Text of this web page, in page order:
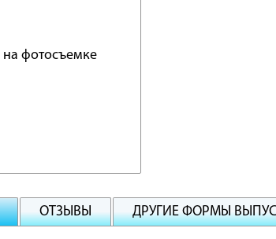
ОТЗЫВЫ ДРУГИЕ ФОРМЫ